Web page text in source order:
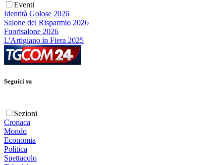
Eventi
Identità Golose 2026
Salone del Risparmio 2026
Fuorisalone 2026
L'Artigiano in Fiera 2025
Seguici su
Sezioni
Cronaca
Mondo
Economia
Politica
Spettacolo